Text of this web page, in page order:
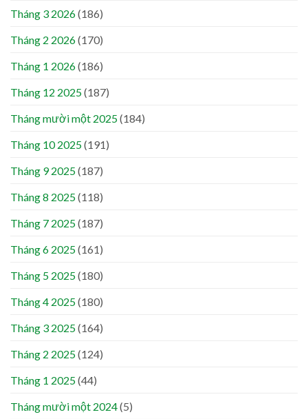
Tháng 3 2026(186)
Tháng 2 2026(170)
Tháng 1 2026(186)
Tháng 12 2025(187)
Tháng mười một 2025(184)
Tháng 10 2025(191)
Tháng 9 2025(187)
Tháng 8 2025(118)
Tháng 7 2025(187)
Tháng 6 2025(161)
Tháng 5 2025(180)
Tháng 4 2025(180)
Tháng 3 2025(164)
Tháng 2 2025(124)
Tháng 1 2025(44)
Tháng mười một 2024(5)